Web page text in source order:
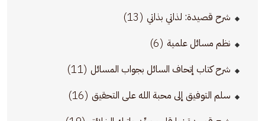
شرح قصيدة: لذاتي بذاتي (13)
نظم مسائل علمية (6)
شرح كتاب إتحاف السائل بجواب المسائل (11)
سلم التوفيق إلى محبة الله على التحقيق (16)